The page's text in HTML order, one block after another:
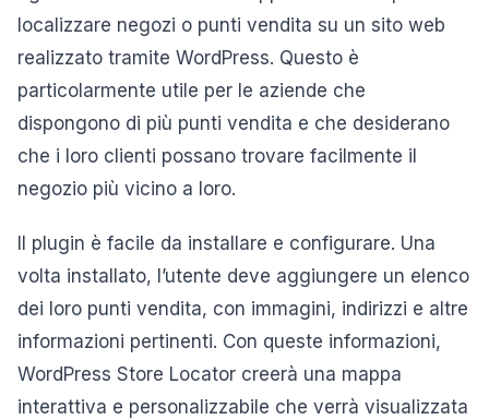
localizzare negozi o punti vendita su un sito web
realizzato tramite WordPress. Questo è
particolarmente utile per le aziende che
dispongono di più punti vendita e che desiderano
che i loro clienti possano trovare facilmente il
negozio più vicino a loro.
Il plugin è facile da installare e configurare. Una
volta installato, l’utente deve aggiungere un elenco
dei loro punti vendita, con immagini, indirizzi e altre
informazioni pertinenti. Con queste informazioni,
WordPress Store Locator creerà una mappa
interattiva e personalizzabile che verrà visualizzata